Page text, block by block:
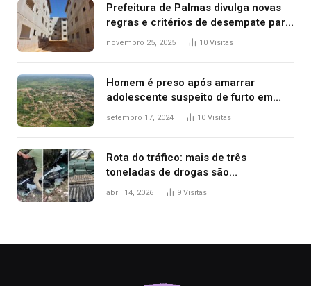
Prefeitura de Palmas divulga novas
regras e critérios de desempate para
seleção de famílias no Minha Casa,
novembro 25, 2025 10 Visitas
Homem é preso após amarrar
adolescente suspeito de furto em
estaca de cerca e agredi-lo
setembro 17, 2024 10 Visitas
Rota do tráfico: mais de três
toneladas de drogas são
apreendidas no TO em três meses
abril 14, 2026 9 Visitas